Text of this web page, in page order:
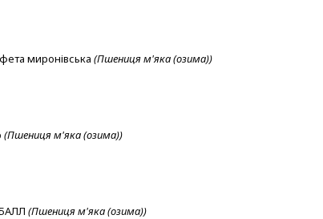
миронівська (Пшениця м'яка (озима))
(Пшениця м'яка (озима))
(Пшениця м'яка (озима))